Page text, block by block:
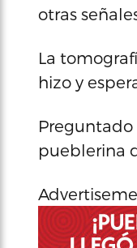
otras
La
hizo y
Preguntado
pueblerina